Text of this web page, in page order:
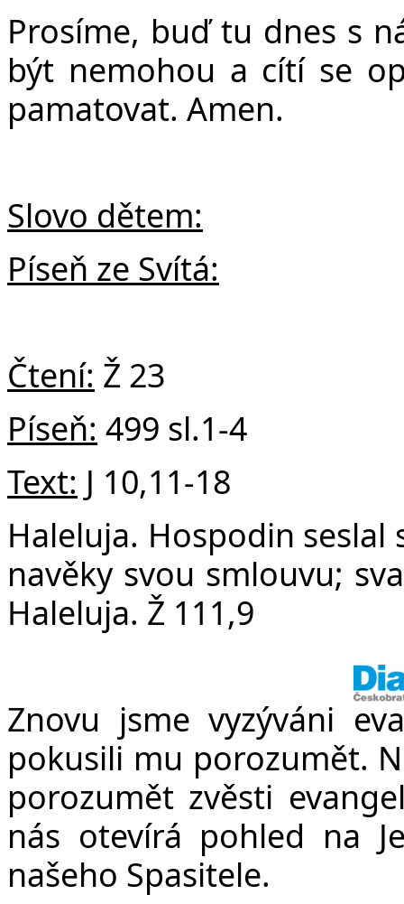
Prosíme, buď tu dnes s
být nemohou a cítí se
pamatovat. Amen.
Slovo dětem:
Píseň ze Svítá:
Čtení: Ž 23
Píseň: 499 sl.1-4
Text: J 10,11-18
Haleluja. Hospodin
navěky svou smlouvu;
Haleluja. Ž 111,9
Znovu jsme vyzýváni
pokusili mu porozumět.
porozumět zvěsti
nás otevírá pohled na
našeho Spasitele.